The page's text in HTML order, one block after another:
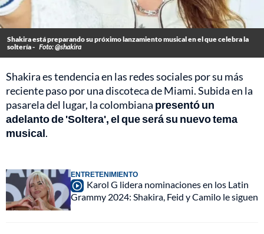
Shakira está preparando su próximo lanzamiento musical en el que celebra la
soltería - Foto: @shakira
Shakira es tendencia en las redes sociales por su más
reciente paso por una discoteca de Miami. Subida en la
pasarela del lugar, la colombiana presentó un
adelanto de 'Soltera', el que será su nuevo tema
musical.
ENTRETENIMIENTO
Karol G lidera nominaciones en los Latin
Grammy 2024: Shakira, Feid y Camilo le siguen